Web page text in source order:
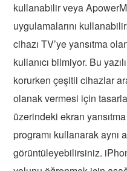
kullanabilir veya
uygulamalarını
cihazı TV’ye yansıtma
kullanıcı bilmiyor. Bu
korurken çeşitli cihazlar
olanak vermesi için
üzerindeki ekran yansıtma
programı kullanarak aynı
görüntüleyebilirsiniz.